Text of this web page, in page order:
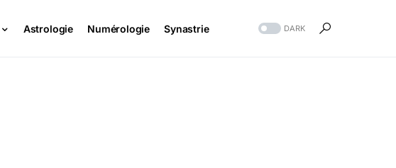
Astrologie Numérologie Synastrie DARK